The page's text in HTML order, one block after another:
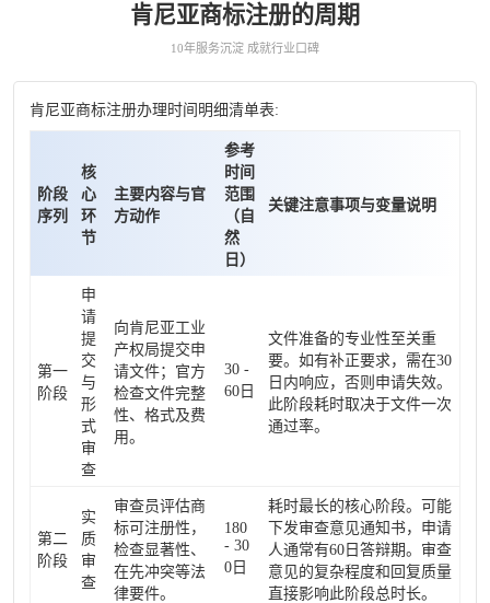
肯尼亚商标注册的周期
10年服务沉淀 成就行业口碑
肯尼亚商标注册办理时间明细清单表:
阶段
序列
核
心
环
节
主要内容与官
方动作
参考
时间
范围
（自
然
日）
关键注意事项与变量说明
第一
阶段
申
请
提
交
与
形
式
审
查
向肯尼亚工业
产权局提交申
请文件；官方
检查文件完整
性、格式及费
用。
30 -
60日
文件准备的专业性至关重
要。如有补正要求，需在30
日内响应，否则申请失效。
此阶段耗时取决于文件一次
通过率。
第二
阶段
实
质
审
查
审查员评估商
标可注册性，
检查显著性、
在先冲突等法
律要件。
180
- 30
0日
耗时最长的核心阶段。可能
下发审查意见通知书，申请
人通常有60日答辩期。审查
意见的复杂程度和回复质量
直接影响此阶段总时长。